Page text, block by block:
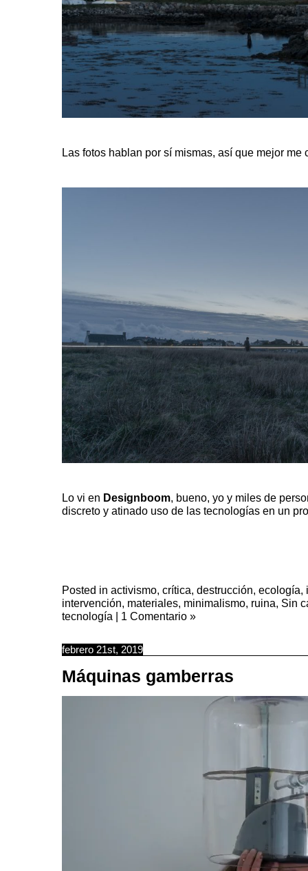
Las fotos hablan por sí mismas, así que mejor
Lo vi en Designboom, bueno, yo y miles de
discreto y atinado uso de las tecnologías en un
Posted in activismo, crítica, destrucción, ecología,
intervención, materiales, minimalismo, ruina, Sin
tecnología | 1 Comentario »
febrero 21st, 2019
Máquinas gamberras